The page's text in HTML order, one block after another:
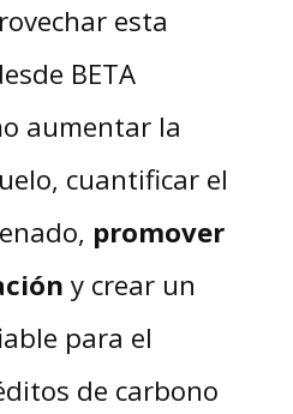
esta
BETA
aumentar la
cuantificar el
promover
y crear un
para el
de carbono